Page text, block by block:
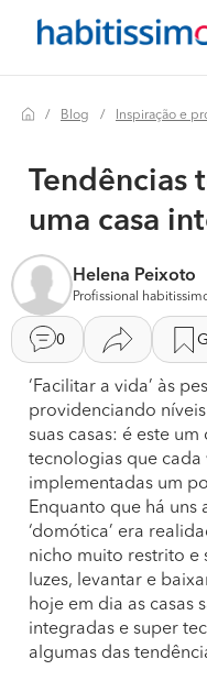
Blog Inspiração e
Tendências
uma casa
Helena Peixoto
Profissional
0
‘Facilitar a vida’ às
providenciando
suas casas: é este
tecnologias que cada
implementadas um
Enquanto que há uns
‘domótica’ era
nicho muito restrito e
luzes, levantar e
hoje em dia as casas
integradas e super
algumas das